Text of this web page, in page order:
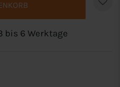
bis 6 Werktage